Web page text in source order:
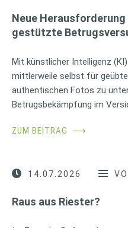
Neue
gestützte
Mit künstlicher Intelligenz
mittlerweile selbst für
authentischen Fotos zu
Betrugsbekämpfung im
ZUM BEITRAG ⟶
14.07.2026
Raus aus Riester?